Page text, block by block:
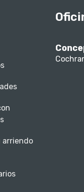
arriendo